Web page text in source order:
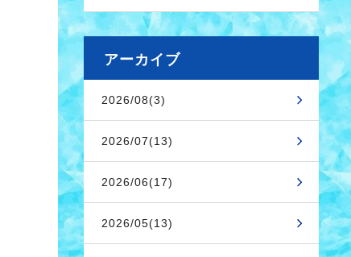
アーカイブ
2026/08(3)
2026/07(13)
2026/06(17)
2026/05(13)